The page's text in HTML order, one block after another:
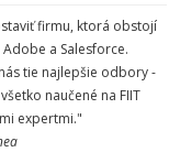
firmu, ktorá obstojí
a Salesforce.
tie najlepšie odbory -
naučené na FIIT
expertmi."